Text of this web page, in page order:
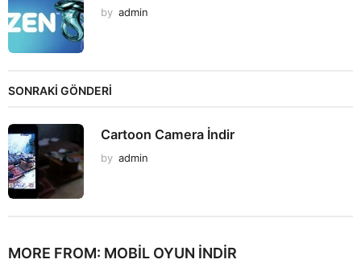
by admin
SONRAKİ GÖNDERİ
Cartoon Camera İndir
by admin
MORE FROM: MOBIL OYUN INDIR